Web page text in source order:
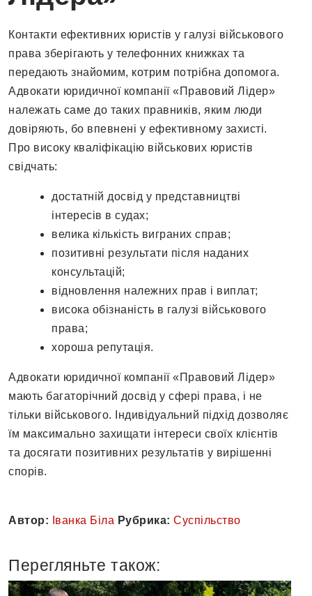
Контакти ефективних юристів у галузі військового
права зберігають у телефонних книжках та
передають знайомим, котрим потрібна допомога.
Адвокати юридичної компанії «Правовий Лідер»
належать саме до таких правників, яким люди
довіряють, бо впевнені у ефективному захисті.
Про високу кваліфікацію військових юристів
свідчать:
достатній досвід у представництві
інтересів в судах;
велика кількість виграних справ;
позитивні результати після наданих
консультацій;
відновлення належних прав і виплат;
висока обізнаність в галузі військового
права;
хороша репутація.
Адвокати юридичної компанії «Правовий Лідер»
мають багаторічний досвід у сфері права, і не
тільки військового. Індивідуальний підхід дозволяє
їм максимально захищати інтереси своїх клієнтів
та досягати позитивних результатів у вирішенні
спорів.
Автор: Іванка Біла Рубрика: Суспільство
Перегляньте також: